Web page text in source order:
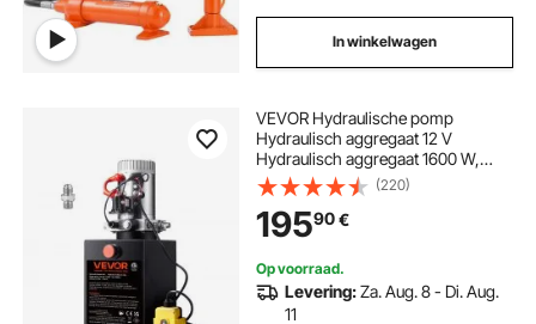
In winkelwagen
VEVOR Hydraulische pomp
Hydraulisch aggregaat 12 V
Hydraulisch aggregaat 1600 W,
Enkelwerkende hydraulische pomp
Hydraulisch aggregaat, 5 gal tank
Handpomp Hydraulisch aggregaat,
voor liften, heftrucks etc.
(220)
19590€
Op voorraad.
Levering:Za. Aug. 8 - Di. Aug.
11